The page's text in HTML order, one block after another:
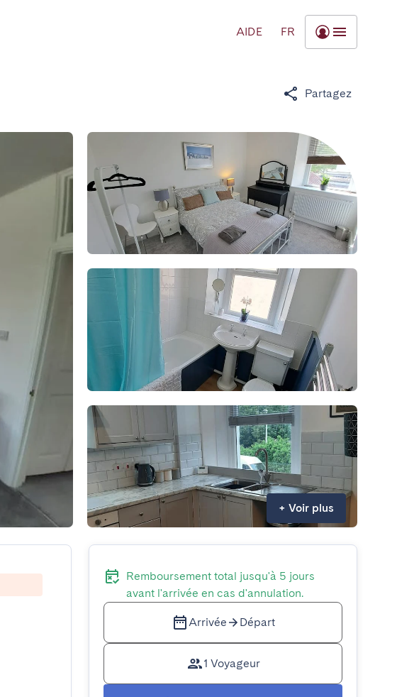
AIDE FR
Partagez
+ Voir plus
Remboursement total jusqu'à 5 jours
avant l'arrivée en cas d'annulation.
Arrivée Départ
1 Voyageur